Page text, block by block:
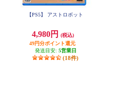
【PS5】 アストロボット
4,980円
(税込)
49円分ポイント還元
発送目安: 5営業日
(18件)